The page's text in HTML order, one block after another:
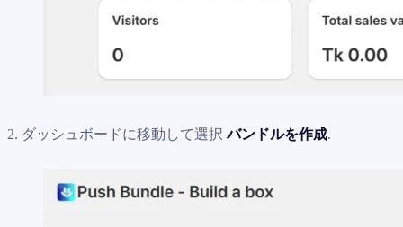
2. ダッシュボードに移動して選択バンドルを作成.